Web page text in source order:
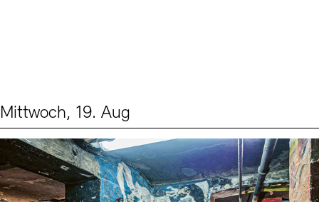
Mittwoch, 19. Aug